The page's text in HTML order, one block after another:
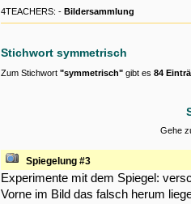
4TEACHERS: - Bildersammlung
Stichwort symmetrisch
Zum Stichwort "symmetrisch" gibt es 84
Gehe
Spiegelung #3
Experimente mit dem Spiegel:
Vorne im Bild das falsch herum